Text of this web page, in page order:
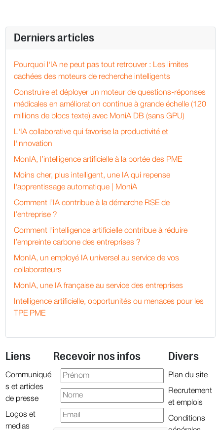
Derniers articles
Pourquoi l'IA ne peut pas tout retrouver : Les limites
cachées des moteurs de recherche intelligents
Construire et déployer un moteur de questions-réponses
médicales en amélioration continue à grande échelle (120
millions de blocs texte) avec MoniA DB (sans GPU)
L'IA collaborative qui favorise la productivité et
l'innovation
MonIA, l’intelligence artificielle à la portée des PME
Moins cher, plus intelligent, une IA qui repense
l'apprentissage automatique | MoniA
Comment l’IA contribue à la démarche RSE de
l’entreprise ?
Comment l'intelligence artificielle contribue à réduire
l’empreinte carbone des entreprises ?
MonIA, un employé IA universel au service de vos
collaborateurs
MonIA, une IA française au service des entreprises
Intelligence artificielle, opportunités ou menaces pour les
TPE PME
Liens
Communiqué
s et articles
de presse
Logos et
medias
Recevoir nos infos Divers
Plan du site
Recrutement
et emplois
Conditions